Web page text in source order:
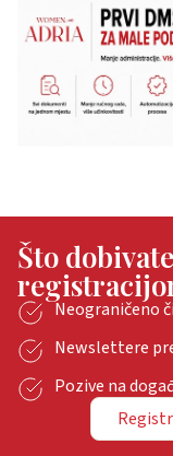
Što
Neograničeno
Newslettere
Pozive na